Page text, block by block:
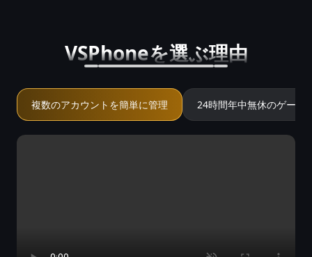
VSPhoneを選ぶ理由
複数のアカウントを簡単に管理 24時間年中無休のゲーム